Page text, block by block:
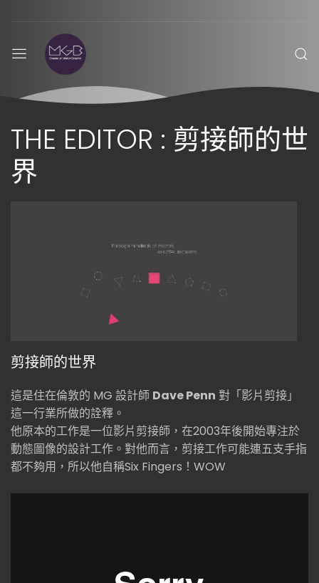
THE EDITOR : 剪接師的世
界
剪接師的世界
這是住在倫敦的 MG 設計師 Dave Penn 對「影片剪接」
這一行業所做的詮釋。
他原本的工作是一位影片剪接師，在2003年後開始專注於
動態圖像的設計工作。對他而言，剪接工作可能連五支手指
都不夠用，所以他自稱Six Fingers！WOW